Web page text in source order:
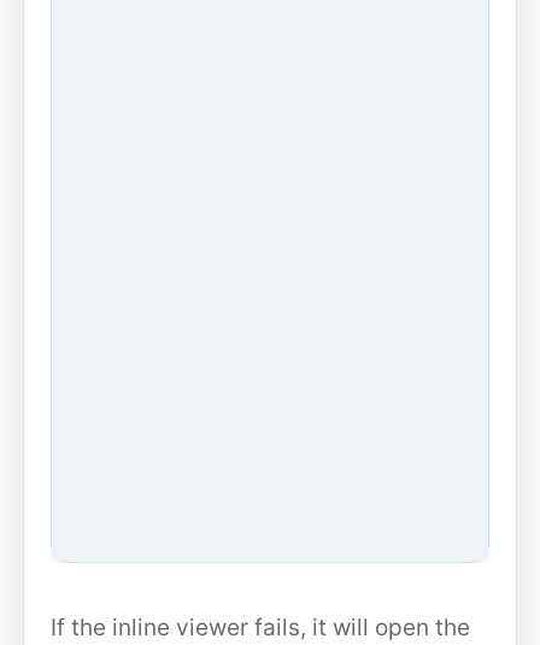
If the inline viewer fails, it will open the